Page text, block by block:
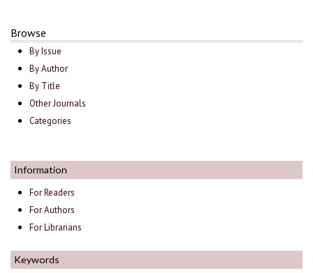
Browse
By Issue
By Author
By Title
Other Journals
Categories
Information
For Readers
For Authors
For Librarians
Keywords